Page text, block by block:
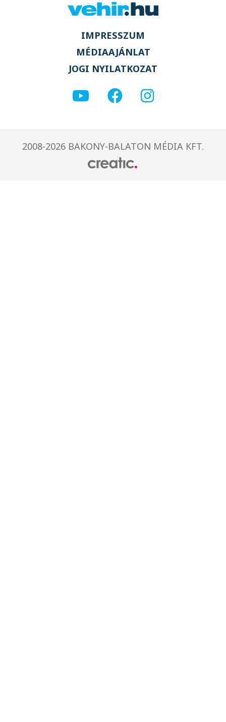
IMPRESSZUM
MÉDIAAJÁNLAT
JOGI NYILATKOZAT
2008-2026 BAKONY-BALATON MÉDIA KFT.